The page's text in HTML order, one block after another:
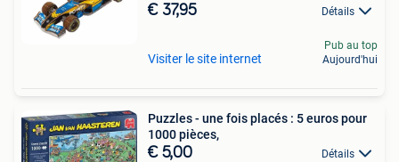
€ 37,95 Détails
Visiter le site internet
Pub au top
Aujourd'hui
Puzzles - une fois placés : 5 euros pour
1000 pièces,
€ 5,00 Détails